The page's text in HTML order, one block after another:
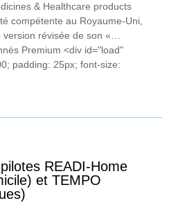
& Healthcare products
compétente au Royaume-Uni,
version révisée de son «…
Premium <div id="load"
padding: 25px; font-size:
READI-Home
et TEMPO